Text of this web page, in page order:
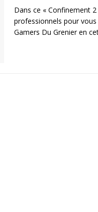
Dans ce « Confinement
professionnels pour vous
Gamers Du Grenier en